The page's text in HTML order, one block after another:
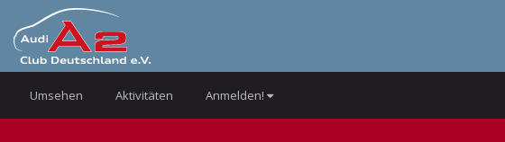
Umsehen Aktivitäten Anmelden!